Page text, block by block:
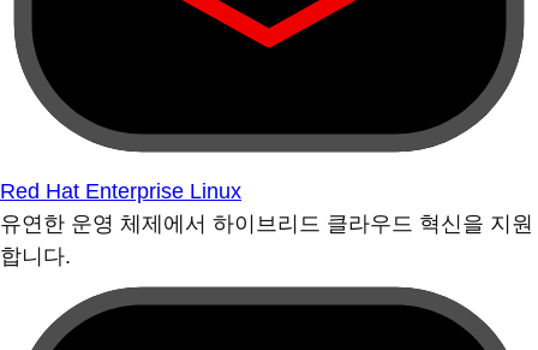
Red Hat Enterprise Linux
유연한 운영 체제에서 하이브리드 클라우드 혁신을 지원
합니다.